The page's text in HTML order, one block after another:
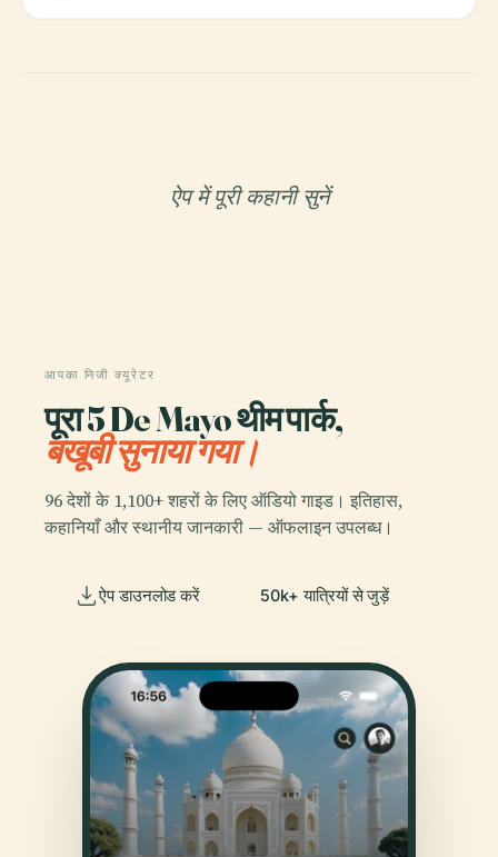
ऐप में पूरी कहानी सुनें
आपका निजी क्यूरेटर
पूरा 5 De Mayo थीम पार्क,
बखूबी सुनाया गया।
96 देशों के 1,100+ शहरों के लिए ऑडियो गाइड। इतिहास,
कहानियाँ और स्थानीय जानकारी — ऑफलाइन उपलब्ध।
ऐप डाउनलोड करें 50k+ यात्रियों से जुड़ें